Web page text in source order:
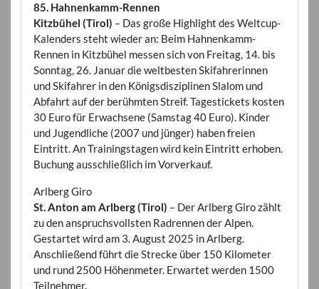
85. Hahnenkamm-Rennen
Kitzbühel (Tirol) – Das große Highlight des Weltcup-
Kalenders steht wieder an: Beim Hahnenkamm-
Rennen in Kitzbühel messen sich von Freitag, 14. bis
Sonntag, 26. Januar die weltbesten Skifahrerinnen
und Skifahrer in den Königsdisziplinen Slalom und
Abfahrt auf der berühmten Streif. Tagestickets kosten
30 Euro für Erwachsene (Samstag 40 Euro). Kinder
und Jugendliche (2007 und jünger) haben freien
Eintritt. An Trainingstagen wird kein Eintritt erhoben.
Buchung ausschließlich im Vorverkauf.
Arlberg Giro
St. Anton am Arlberg (Tirol) – Der Arlberg Giro zählt
zu den anspruchsvollsten Radrennen der Alpen.
Gestartet wird am 3. August 2025 in Arlberg.
Anschließend führt die Strecke über 150 Kilometer
und rund 2500 Höhenmeter. Erwartet werden 1500
Teilnehmer.